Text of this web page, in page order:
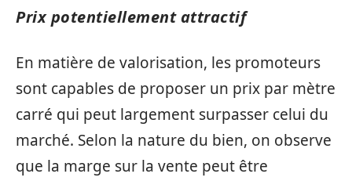
Prix potentiellement attractif
En matière de valorisation, les promoteurs
sont capables de proposer un prix par mètre
carré qui peut largement surpasser celui du
marché. Selon la nature du bien, on observe
que la marge sur la vente peut être